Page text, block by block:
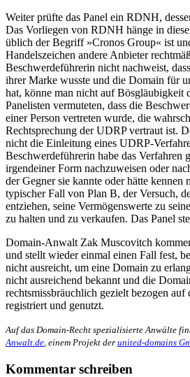
Weiter prüfte das Panel ein RDNH,
Das Vorliegen von RDNH hänge in
üblich der Begriff »Cronos Group« ist
Handelszeichen andere Anbieter
Beschwerdeführerin nicht nachweist,
ihrer Marke wusste und die Domain für
hat, könne man nicht auf Bösgläubigkeit
Panelisten vermuteten, dass die
einer Person vertreten wurde, die
Rechtsprechung der UDRP vertraut ist.
nicht die Einleitung eines UDRP-
Beschwerdeführerin habe das Verfahren
irgendeiner Form nachzuweisen oder
der Gegner sie kannte oder hätte kennen
typischer Fall von Plan B, der Versuch,
entziehen, seine Vermögenswerte zu
zu halten und zu verkaufen. Das Panel
Domain-Anwalt Zak Muscovitch
und stellt wieder einmal einen Fall fest,
nicht ausreicht, um eine Domain zu
nicht ausreichend bekannt und die
rechtsmissbräuchlich gezielt bezogen
registriert und genutzt.
Auf das Domain-Recht spezialisierte Anwälte
Anwalt.de , einem Projekt der united-domains
Kommentar schreiben